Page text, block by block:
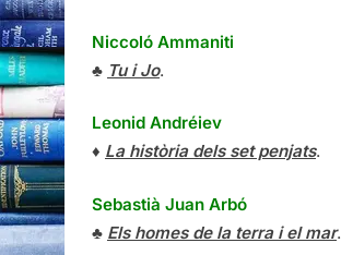
Niccoló Ammaniti
♣ Tu i Jo.
Leonid Andréiev
♦ La història dels set penjats.
Sebastià Juan Arbó
♣ Els homes de la terra i el mar.